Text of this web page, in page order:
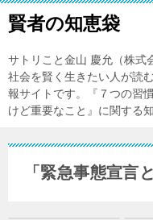
賢者の知恵袋
サトリこと金山 慶允（株式
社会を賢く生きたい人が読
報サイトです。『７つの習
けど重要なこと』に関する
「緊急事態宣言